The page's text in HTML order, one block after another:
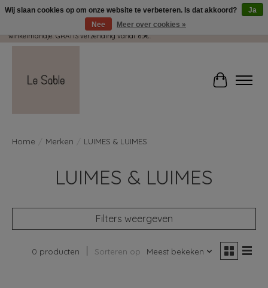
Wij pakken met plezier jouw kadootjes GRATIS in! Duid dit zeker aan in je
winkelmandje. GRATIS verzending vanaf 65€.
Home Merken LUIMES & LUIMES
LUIMES & LUIMES
Filters weergeven
0 producten Sorteren op Meest bekeken
Wij slaan cookies op om onze website te verbeteren. Is dat akkoord?
Ja
Nee
Meer over cookies »